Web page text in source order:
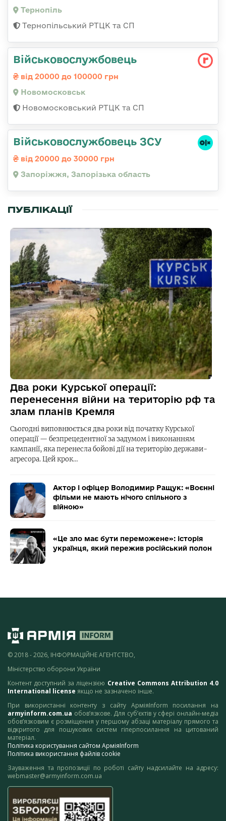
Тернопіль
Тернопільський РТЦК та СП
Військовослужбовець
від 20000 до 100000 грн
Новомосковськ
Новомосковський РТЦК та СП
Військовослужбовець ЗСУ
від 20000 до 30000 грн
Запоріжжя, Запорізька область
ПУБЛІКАЦІЇ
Два роки Курської операції:
перенесення війни на територію рф та
злам планів Кремля
Сьогодні виповнюється два роки від початку Курської
операції — безпрецедентної за задумом і виконанням
кампанії, яка перенесла бойові дії на територію держави-
агресора. Цей крок…
Актор і офіцер Володимир Ращук: «Воєнні
фільми не мають нічого спільного з
війною»
«Це зло має бути переможене»: історія
українця, який пережив російський полон
© 2018 - 2026, ІНФОРМАЦІЙНЕ АГЕНТСТВО,
Міністерство оборони України
Контент доступний за ліцензією Creative Commons Attribution 4.0
International license якщо не зазначено інше.
При використанні контенту з сайту АрміяInform посилання на
armyinform.com.ua обов’язкове. Для суб’єктів у сфері онлайн-медіа
обов’язковим є розміщення у першому абзаці матеріалу прямого та
відкритого для пошукових систем гіперпосилання на цитований
матеріал.
Політика користування сайтом АрміяInform
Політика використання файлів cookie
Зауваження та пропозиції по роботі сайту надсилайте на адресу:
webmaster@armyinform.com.ua